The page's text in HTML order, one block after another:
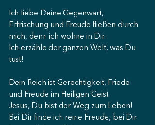
Ich liebe Deine Gegenwart,
Erfrischung und Freude fließen durch
mich, denn ich wohne in Dir.
Ich erzähle der ganzen Welt, was Du
tust!
Dein Reich ist Gerechtigkeit, Friede
und Freude im Heiligen Geist.
Jesus, Du bist der Weg zum Leben!
Bei Dir finde ich reine Freude, bei Dir